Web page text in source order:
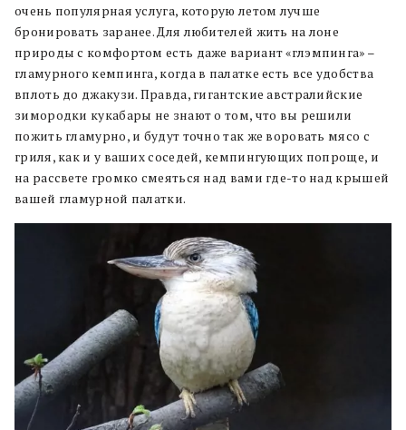
очень популярная услуга, которую летом лучше
бронировать заранее. Для любителей жить на лоне
природы с комфортом есть даже вариант «глэмпинга» –
гламурного кемпинга, когда в палатке есть все удобства
вплоть до джакузи. Правда, гигантские австралийские
зимородки кукабары не знают о том, что вы решили
пожить гламурно, и будут точно так же воровать мясо с
гриля, как и у ваших соседей, кемпингующих попроще, и
на рассвете громко смеяться над вами где-то над крышей
вашей гламурной палатки.